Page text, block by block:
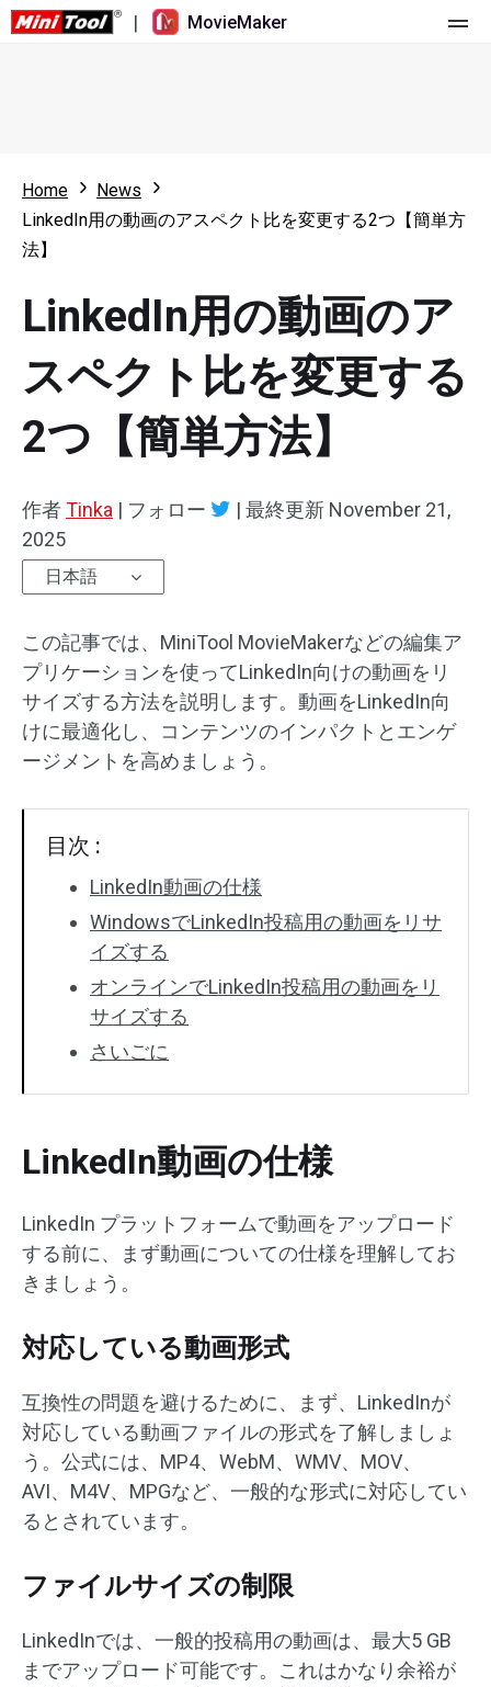
| MovieMaker
更新履歴
マルチトラック動画編集
アスペクト比
速度変更/リバース
オーディオエフェクト
テキスト/エレメント
動画エフェクト
動画色調整
回転/反転
透かしなし
リソース
ビデオ編集のヒント
画面録画ツール
動画変換ツール
オンライン動画ダウンロード ツール
Home
News
LinkedIn用の動画のアスペクト比を変更する2つ【簡単方
法】
LinkedIn用の動画のア
スペクト比を変更する
2つ【簡単方法】
作者Tinka | フォロー | 最終更新 November 21,
2025
日本語
この記事では、MiniTool MovieMakerなどの編集ア
プリケーションを使ってLinkedIn向けの動画をリ
サイズする方法を説明します。動画をLinkedIn向
けに最適化し、コンテンツのインパクトとエンゲ
ージメントを高めましょう。
目次 :
LinkedIn動画の仕様
WindowsでLinkedIn投稿用の動画をリサ
イズする
オンラインでLinkedIn投稿用の動画をリ
サイズする
さいごに
LinkedIn動画の仕様
LinkedIn プラットフォームで動画をアップロード
する前に、まず動画についての仕様を理解してお
きましょう。
対応している動画形式
互換性の問題を避けるために、まず、LinkedInが
対応している動画ファイルの形式を了解しましょ
う。公式には、MP4、WebM、WMV、MOV、
AVI、M4V、MPGなど、一般的な形式に対応してい
るとされています。
ファイルサイズの制限
LinkedInでは、一般的投稿用の動画は、最大5 GB
までアップロード可能です。これはかなり余裕が